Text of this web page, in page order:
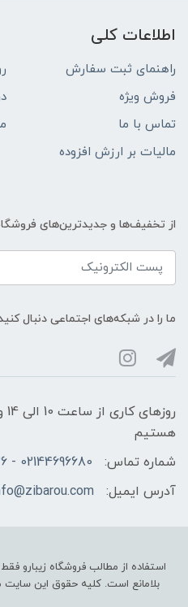
اطلاعات کلی
راهنمای ثبت سفارش
فروش ویژه
تماس با ما
مالیات بر ارزش افزوده
از تخفیف‌ها و جدیدترین‌های
ما را در شبکه‌های اجتماعی دنبال
هستیم
شماره تماس:
02144696680 - 09024148826
آدرس ایمیل:
استفاده از مطالب فروشگاه زیبارو
بلامانع است. کلیه حقوق این سایت